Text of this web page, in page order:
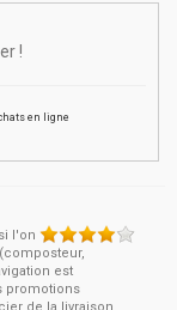
!
en ligne
l'on
est
promotions